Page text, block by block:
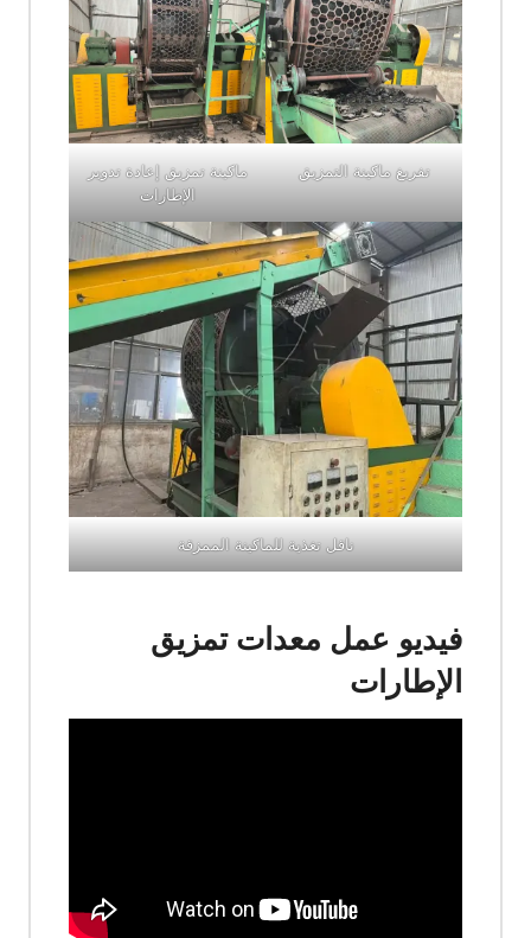
تفريغ ماكينة التمزيق
ماكينة تمزيق إعادة تدوير
الإطارات
ناقل تغذية للماكينة الممزقة
فيديو عمل معدات تمزيق
الإطارات